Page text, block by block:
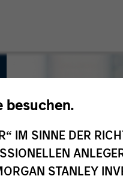
besuchen.
IM SINNE DER
STANLEY